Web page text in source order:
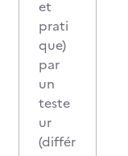
et
prati
que)
par
un
teste
ur
(différ